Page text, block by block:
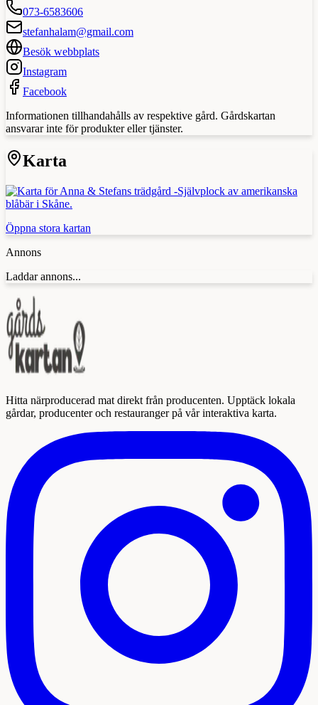
073-6583606
stefanhalam@gmail.com
Besök webbplats
Instagram
Facebook
Informationen tillhandahålls av respektive gård. Gårdskartan
ansvarar inte för produkter eller tjänster.
Karta
Öppna stora kartan
Annons
Laddar annons...
Hitta närproducerad mat direkt från producenten. Upptäck lokala
gårdar, producenter och restauranger på vår interaktiva karta.